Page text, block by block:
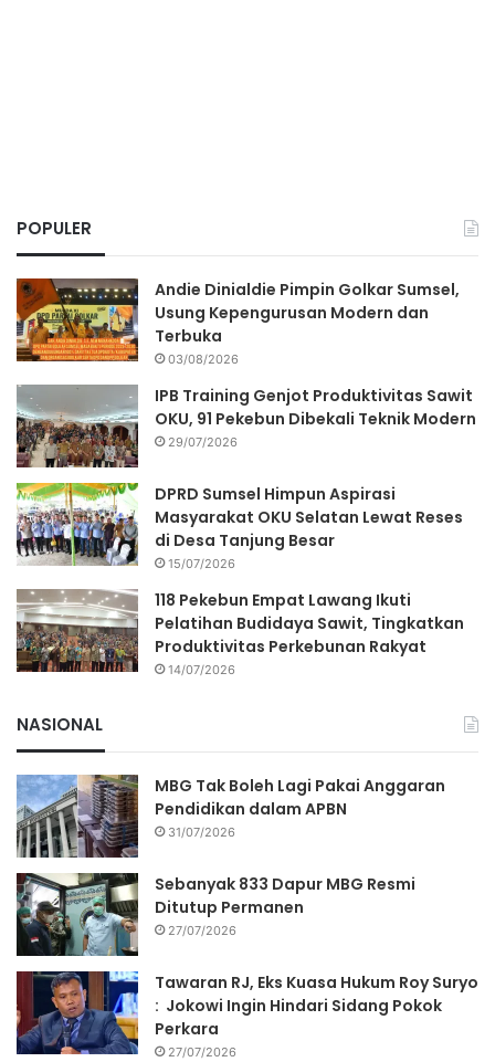
POPULER
Andie Dinialdie Pimpin Golkar Sumsel,
Usung Kepengurusan Modern dan
Terbuka
03/08/2026
IPB Training Genjot Produktivitas Sawit
OKU, 91 Pekebun Dibekali Teknik Modern
29/07/2026
DPRD Sumsel Himpun Aspirasi
Masyarakat OKU Selatan Lewat Reses
di Desa Tanjung Besar
15/07/2026
118 Pekebun Empat Lawang Ikuti
Pelatihan Budidaya Sawit, Tingkatkan
Produktivitas Perkebunan Rakyat
14/07/2026
NASIONAL
MBG Tak Boleh Lagi Pakai Anggaran
Pendidikan dalam APBN
31/07/2026
Sebanyak 833 Dapur MBG Resmi
Ditutup Permanen
27/07/2026
Tawaran RJ, Eks Kuasa Hukum Roy Suryo
: Jokowi Ingin Hindari Sidang Pokok
Perkara
27/07/2026